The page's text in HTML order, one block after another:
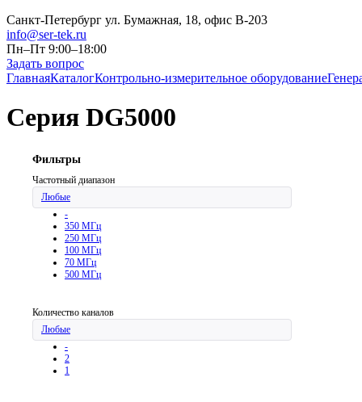
Санкт-Петербург ул. Бумажная, 18, офис B-203
info@ser-tek.ru
Пн–Пт 9:00–18:00
Задать вопрос
ГлавнаяКаталогКонтрольно-измерительное оборудование
Серия DG5000
Фильтры
Частотный диапазон
Любые
-
350 МГц
250 МГц
100 МГц
70 МГц
500 МГц
Количество каналов
Любые
-
2
1